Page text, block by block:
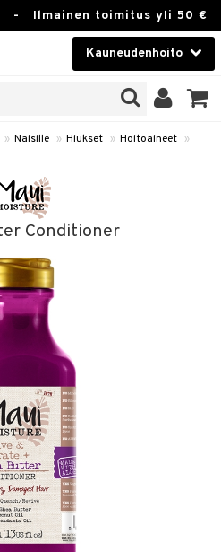
- Ilmainen toimitus yli 50 €
Kauneudenhoito
» Naisille » Hiukset » Hoitoaineet »
Conditioner